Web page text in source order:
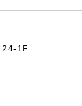
24-1F